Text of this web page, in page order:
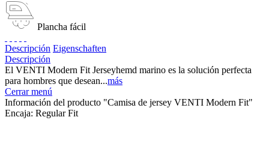
Plancha fácil
Descripción Eigenschaften
Descripción
El VENTI Modern Fit Jerseyhemd marino es la solución perfecta
para hombres que desean...más
Cerrar menú
Información del producto "Camisa de jersey VENTI Modern Fit"
Encaja: Regular Fit